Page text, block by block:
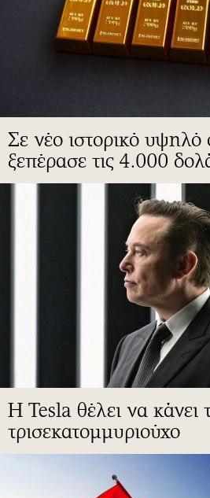
Σε νέο ιστορικό
ξεπέρασε τις 4.000
Η Tesla θέλει να κάνει
τρισεκατομμυριούχο